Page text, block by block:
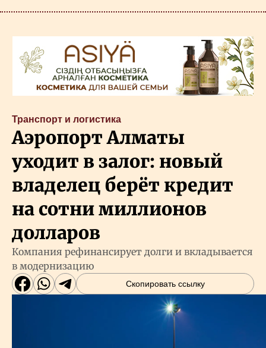
Транспорт и логистика
Аэропорт Алматы
уходит в залог: новый
владелец берёт кредит
на сотни миллионов
долларов
Компания рефинансирует долги и вкладывается
в модернизацию
Скопировать ссылку